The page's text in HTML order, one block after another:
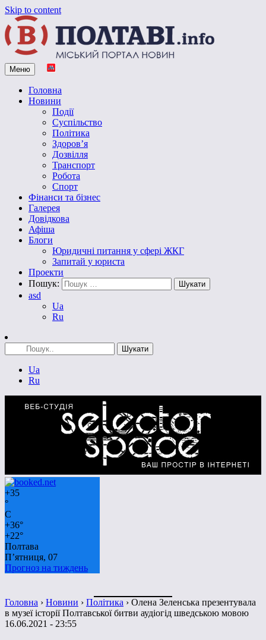
Skip to content
Vpoltave.info
Полтавський портал новин
Меню
Головна
Новини
Події
Суспільство
Політика
Здоров’я
Дозвілля
Транспорт
Робота
Спорт
Фінанси та бізнес
Галерея
Довідкова
Афіша
Блоги
Юридичні питання у сфері ЖКГ
Запитай у юриста
Проекти
Пошук:
asd
Ua
Ru
Ua
Ru
+35
°
C
+36°
+22°
Полтава
П’ятниця, 07
Прогноз на тиждень
Головна › Новини › Політика › Олена Зеленська презентувала
в музеї історії Полтавської битви аудіогід шведською мовою
16.06.2021 - 23:55